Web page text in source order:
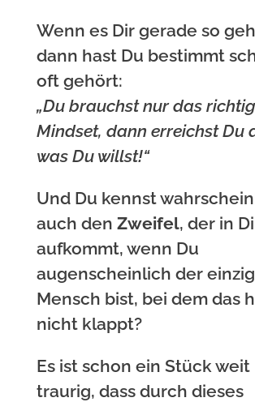
Wenn es Dir gerade so
dann hast Du bestimmt
oft gehört:
„Du brauchst nur das
Mindset, dann erreichst Du
was Du willst!“
Und Du kennst
auch den Zweifel, der in
aufkommt, wenn Du
augenscheinlich der
Mensch bist, bei dem das
nicht klappt?
Es ist schon ein Stück weit
traurig, dass durch dieses